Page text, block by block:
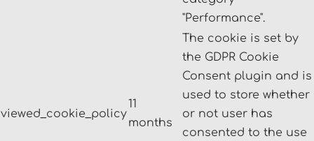
"Performance".
viewed_cookie_policy
11
months
The cookie is set by
the GDPR Cookie
Consent plugin and is
used to store whether
or not user has
consented to the use